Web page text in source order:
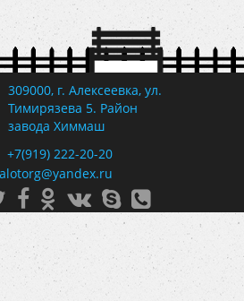
309000, г. Алексеевка, ул.
Тимирязева 5. Район
завода Химмаш
+7(919) 222-20-20